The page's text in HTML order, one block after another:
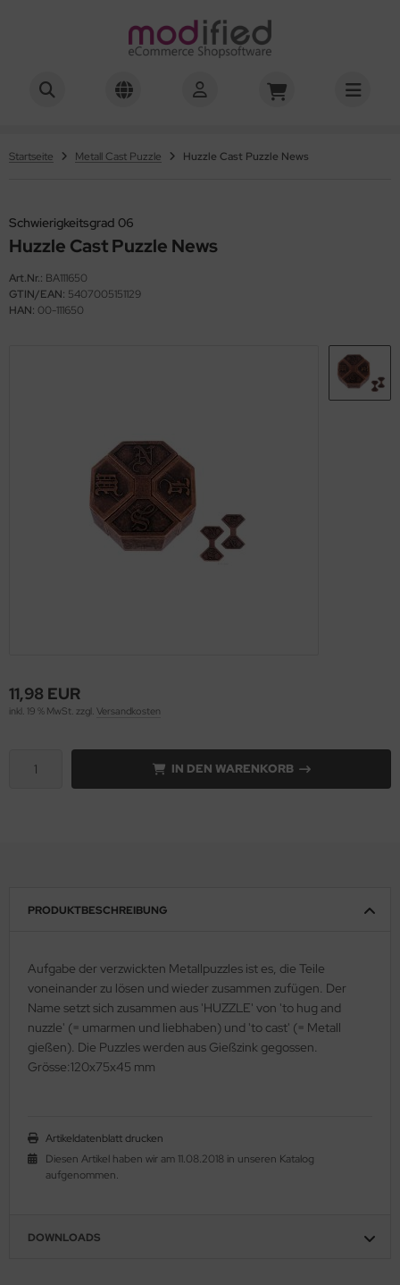
Startseite Metall Cast Puzzle Huzzle Cast Puzzle News
Schwierigkeitsgrad 06
Huzzle Cast Puzzle News
Art.Nr.: BA111650
GTIN/EAN: 5407005151129
HAN: 00-111650
11,98 EUR
inkl. 19 % MwSt. zzgl. Versandkosten
IN DEN WARENKORB
PRODUKTBESCHREIBUNG
Aufgabe der verzwickten Metallpuzzles ist es, die Teile
voneinander zu lösen und wieder zusammen zufügen. Der
Name setzt sich zusammen aus 'HUZZLE' von 'to hug and
nuzzle' (= umarmen und liebhaben) und 'to cast' (= Metall
gießen). Die Puzzles werden aus Gießzink gegossen.
Grösse:120x75x45 mm
Artikeldatenblatt drucken
Diesen Artikel haben wir am 11.08.2018 in unseren Katalog
aufgenommen.
DOWNLOADS
06
08